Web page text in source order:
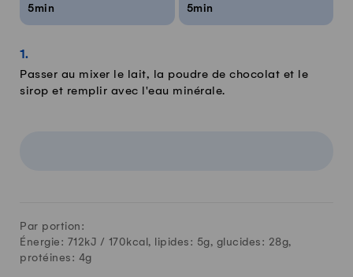
5min
5min
Passer au mixer le lait, la poudre de chocolat et le
sirop et remplir avec l'eau minérale.
Par portion:
Énergie: 712kJ / 170 kcal, lipides: 5g, glucides: 28g,
protéines: 4g